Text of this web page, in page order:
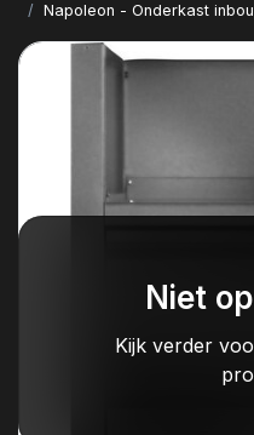
Napoleon - Onderkast
Niet
Kijk verder